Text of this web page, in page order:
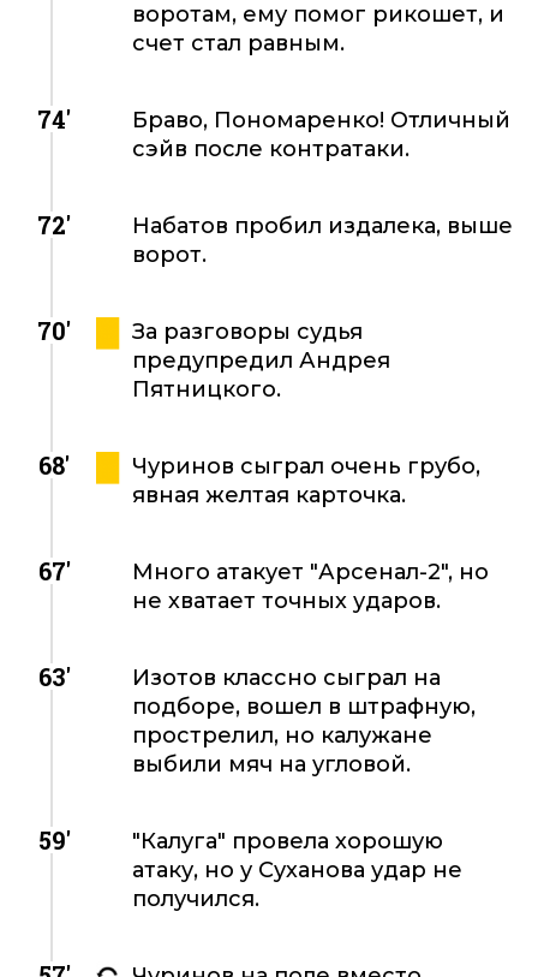
воротам, ему помог рикошет, и
счет стал равным.
74'
Браво, Пономаренко! Отличный
сэйв после контратаки.
72'
Набатов пробил издалека, выше
ворот.
70'
За разговоры судья
предупредил Андрея
Пятницкого.
68'
Чуринов сыграл очень грубо,
явная желтая карточка.
67'
Много атакует "Арсенал-2", но
не хватает точных ударов.
63'
Изотов классно сыграл на
подборе, вошел в штрафную,
прострелил, но калужане
выбили мяч на угловой.
59'
"Калуга" провела хорошую
атаку, но у Суханова удар не
получился.